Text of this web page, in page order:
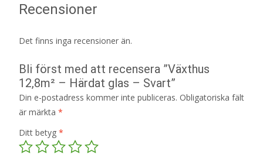
Recensioner
Det finns inga recensioner än.
Bli först med att recensera ”Växthus
12,8m² – Härdat glas – Svart”
Din e-postadress kommer inte publiceras. Obligatoriska fält
är märkta *
Ditt betyg *